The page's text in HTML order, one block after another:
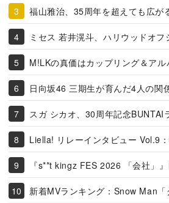
福山雅治、35周年を超えても広が
ミセス 若井滉斗、ハリウッドオフ
M!LKの真価はカップリング＆アル
日向坂46 三期生が育んだ4人の関
スガ シカオ、30周年記念BUNTAI
Liella! リレーインタビュー Vol.9
『s**t kingz FES 2026 「会社」
新着MVランキング：Snow Man「